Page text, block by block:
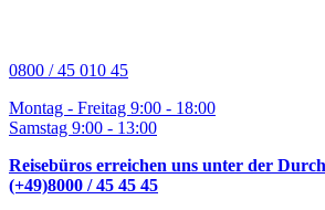
0800 / 45 010 45
Montag - Freitag 9:00 - 18:00
Samstag 9:00 - 13:00
Reisebüros erreichen uns unter der
(+49)8000 / 45 45 45